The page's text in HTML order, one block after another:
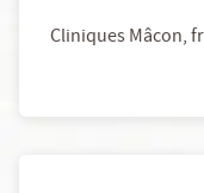
Cliniques Mâcon,